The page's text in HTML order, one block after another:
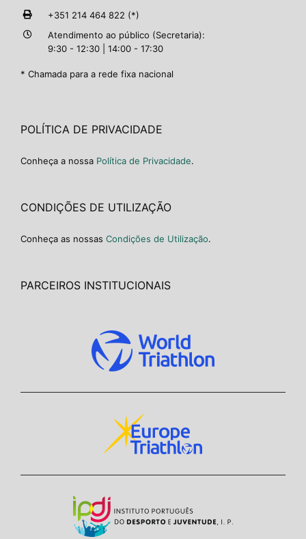
+351 214 464 822 (*)
Atendimento ao público (Secretaria):
9:30 - 12:30 | 14:00 - 17:30
* Chamada para a rede fixa nacional
POLÍTICA DE PRIVACIDADE
Conheça a nossa Política de Privacidade.
CONDIÇÕES DE UTILIZAÇÃO
Conheça as nossas Condições de Utilização.
PARCEIROS INSTITUCIONAIS